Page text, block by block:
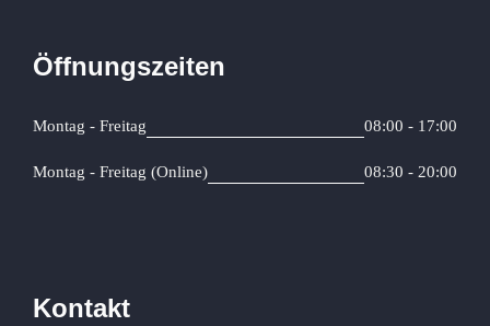
Öffnungszeiten
Montag - Freitag 08:00 - 17:00
Montag - Freitag (Online) 08:30 - 20:00
Kontakt